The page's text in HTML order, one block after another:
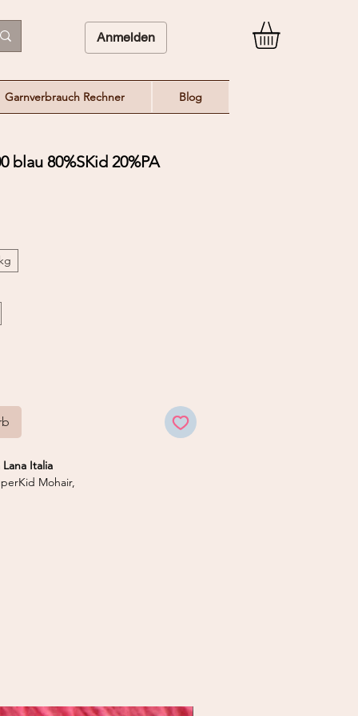
Anmelden
Garnverbrauch Rechner Blog
blau 80%SKid 20%PA
Italia
Mohair,